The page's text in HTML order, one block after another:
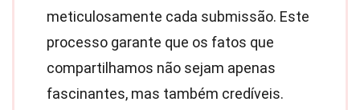
meticulosamente cada submissão. Este
processo garante que os fatos que
compartilhamos não sejam apenas
fascinantes, mas também credíveis.